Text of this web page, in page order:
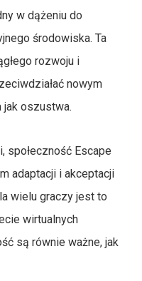
w dążeniu do
środowiska. Ta
rozwoju i
nowym
jak oszustwa.
społeczność Escape
adaptacji i akceptacji
wielu graczy jest to
wirtualnych
są równie ważne, jak